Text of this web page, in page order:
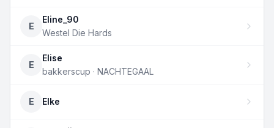
E
Eline_90
Westel Die Hards
E
Elise
bakkerscup · NACHTEGAAL
E Elke